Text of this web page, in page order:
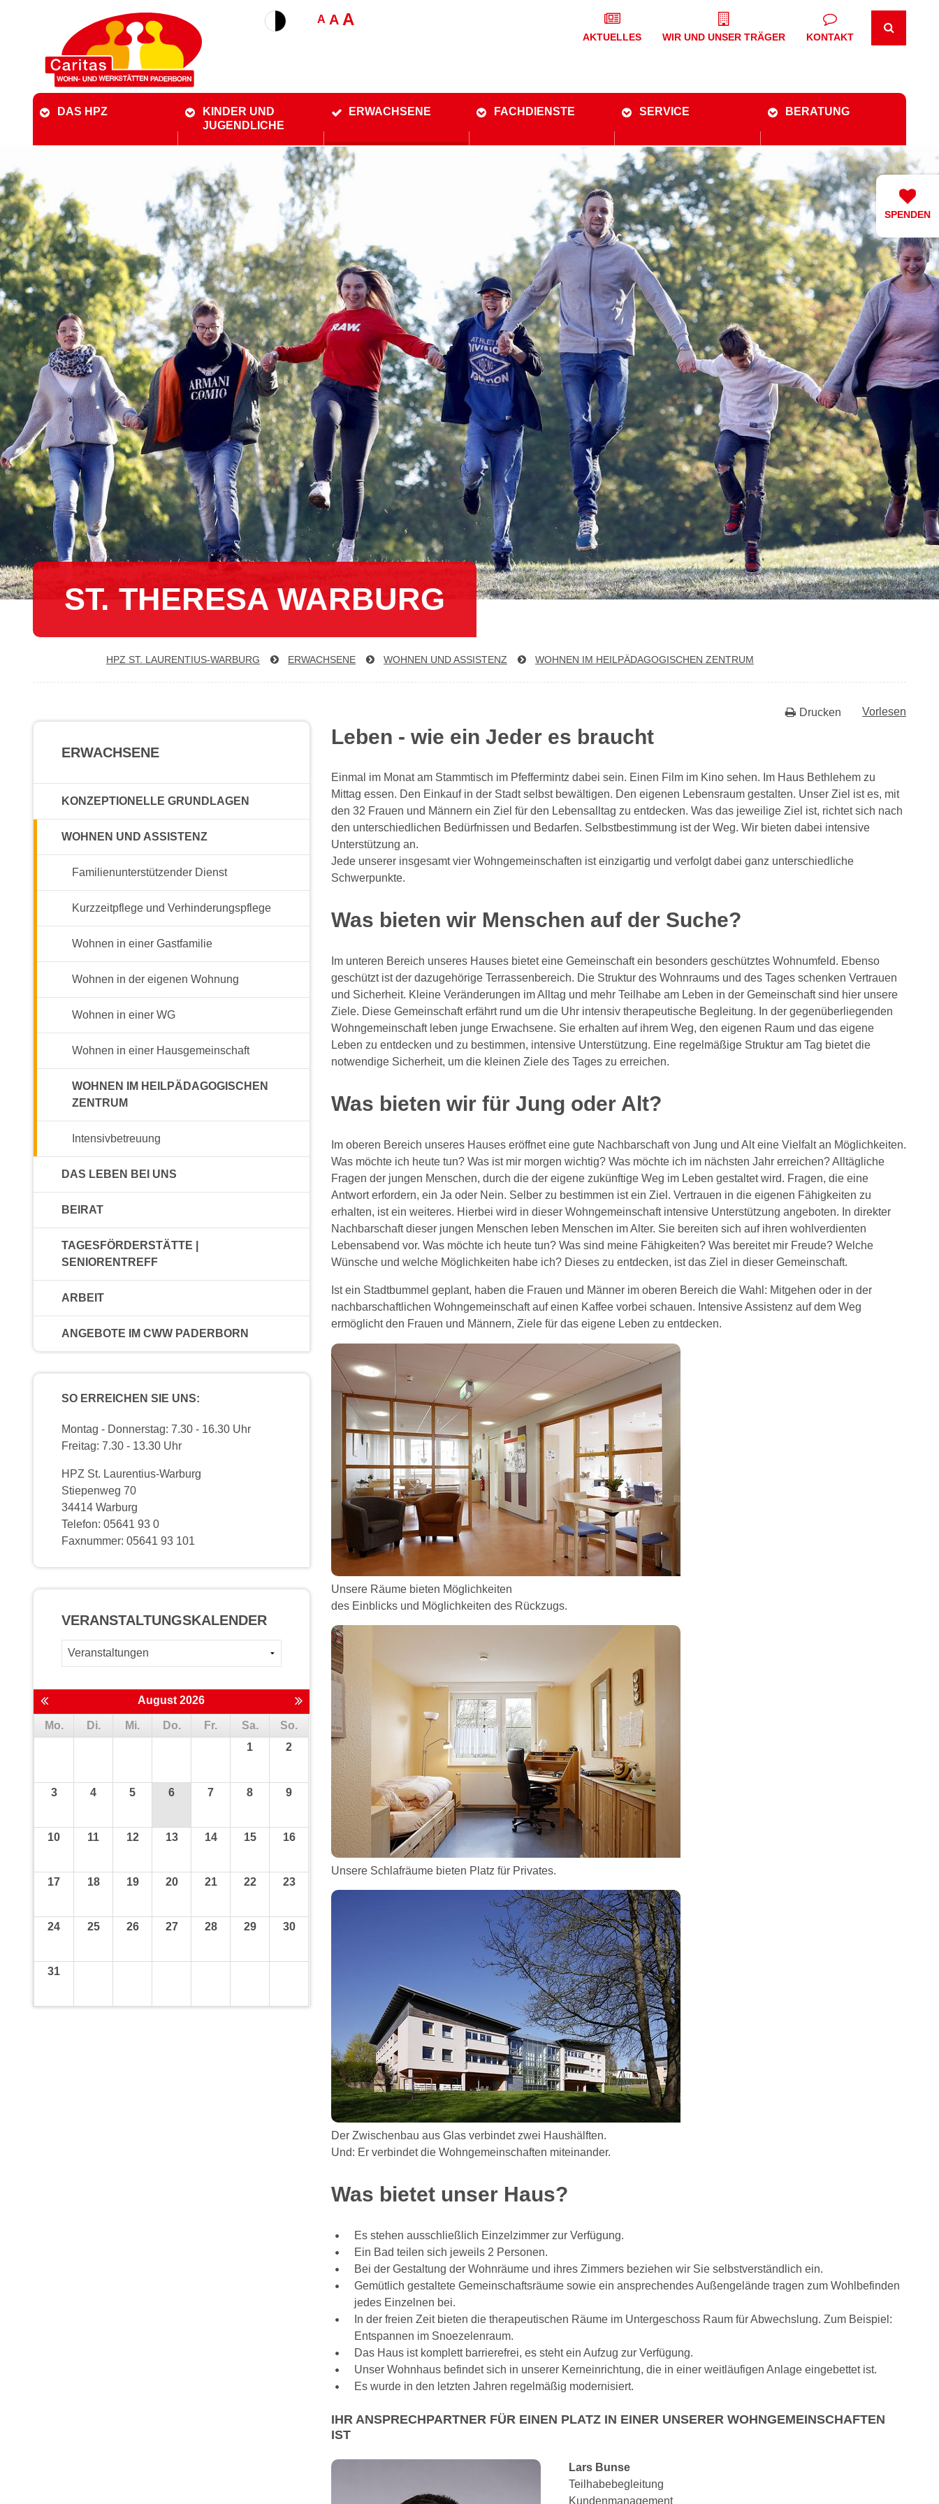
A A A
AKTUELLES WIR UND UNSER TRÄGER KONTAKT
DAS HPZ
KINDER UND
JUGENDLICHE
ERWACHSENE FACHDIENSTE SERVICE BERATUNG
ST. THERESA WARBURG
HPZ ST. LAU­REN­TI­US-WAR­BURG ERWACHSENE WOHNEN UND ASSISTENZ WOHNEN IM HEIL­PÄD­AGO­GI­SCHEN ZENTRUM
Vorlesen
Drucken
Leben - wie ein Jeder es braucht
Einmal im Monat am Stammtisch im Pfeffermintz dabei sein. Einen Film im Kino sehen. Im Haus Bethlehem zu
Mittag essen. Den Einkauf in der Stadt selbst bewältigen. Den eigenen Lebensraum gestalten. Unser Ziel ist es, mit
den 32 Frauen und Männern ein Ziel für den Lebensalltag zu entdecken. Was das jeweilige Ziel ist, richtet sich nach
den unterschiedlichen Bedürfnissen und Bedarfen. Selbstbestimmung ist der Weg. Wir bieten dabei intensive
Unterstützung an.
Jede unserer insgesamt vier Wohngemeinschaften ist einzigartig und verfolgt dabei ganz unterschiedliche
Schwerpunkte.
Was bieten wir Menschen auf der Suche?
Im unteren Bereich unseres Hauses bietet eine Gemeinschaft ein besonders geschütztes Wohnumfeld. Ebenso
geschützt ist der dazugehörige Terrassenbereich. Die Struktur des Wohnraums und des Tages schenken Vertrauen
und Sicherheit. Kleine Veränderungen im Alltag und mehr Teilhabe am Leben in der Gemeinschaft sind hier unsere
Ziele. Diese Gemeinschaft erfährt rund um die Uhr intensiv therapeutische Begleitung. In der gegenüberliegenden
Wohngemeinschaft leben junge Erwachsene. Sie erhalten auf ihrem Weg, den eigenen Raum und das eigene
Leben zu entdecken und zu bestimmen, intensive Unterstützung. Eine regelmäßige Struktur am Tag bietet die
notwendige Sicherheit, um die kleinen Ziele des Tages zu erreichen.
Was bieten wir für Jung oder Alt?
Im oberen Bereich unseres Hauses eröffnet eine gute Nachbarschaft von Jung und Alt eine Vielfalt an Möglichkeiten.
Was möchte ich heute tun? Was ist mir morgen wichtig? Was möchte ich im nächsten Jahr erreichen? Alltägliche
Fragen der jungen Menschen, durch die der eigene zukünftige Weg im Leben gestaltet wird. Fragen, die eine
Antwort erfordern, ein Ja oder Nein. Selber zu bestimmen ist ein Ziel. Vertrauen in die eigenen Fähigkeiten zu
erhalten, ist ein weiteres. Hierbei wird in dieser Wohngemeinschaft intensive Unterstützung angeboten. In direkter
Nachbarschaft dieser jungen Menschen leben Menschen im Alter. Sie bereiten sich auf ihren wohlverdienten
Lebensabend vor. Was möchte ich heute tun? Was sind meine Fähigkeiten? Was bereitet mir Freude? Welche
Wünsche und welche Möglichkeiten habe ich? Dieses zu entdecken, ist das Ziel in dieser Gemeinschaft.
Ist ein Stadtbummel geplant, haben die Frauen und Männer im oberen Bereich die Wahl: Mitgehen oder in der
nachbarschaftlichen Wohngemeinschaft auf einen Kaffee vorbei schauen. Intensive Assistenz auf dem Weg
ermöglicht den Frauen und Männern, Ziele für das eigene Leben zu entdecken.
Unsere Räume bieten Möglichkeiten
des Einblicks und Möglichkeiten des Rückzugs.
Unsere Schlafräume bieten Platz für Privates.
Der Zwischenbau aus Glas verbindet zwei Haushälften.
Und: Er verbindet die Wohngemeinschaften miteinander.
Was bietet unser Haus?
Es stehen ausschließlich Einzelzimmer zur Verfügung.
Ein Bad teilen sich jeweils 2 Personen.
Bei der Gestaltung der Wohnräume und ihres Zimmers beziehen wir Sie selbstverständlich ein.
Gemütlich gestaltete Gemeinschaftsräume sowie ein ansprechendes Außengelände tragen zum Wohlbefinden
jedes Einzelnen bei.
In der freien Zeit bieten die therapeutischen Räume im Untergeschoss Raum für Abwechslung. Zum Beispiel:
Entspannen im Snoezelenraum.
Das Haus ist komplett barrierefrei, es steht ein Aufzug zur Verfügung.
Unser Wohnhaus befindet sich in unserer Kerneinrichtung, die in einer weitläufigen Anlage eingebettet ist.
Es wurde in den letzten Jahren regelmäßig modernisiert.
IHR ANSPRECHPARTNER FÜR EINEN PLATZ IN EINER UNSERER WOHNGEMEINSCHAFTEN
IST
Lars Bunse
Teilhabebegleitung
Kundenmanagement
ERWACHSENE
KONZEPTIONELLE GRUNDLAGEN
WOHNEN UND ASSISTENZ
Familienunterstützender Dienst
Kurzzeitpflege und Verhinderungspflege
Wohnen in einer Gastfamilie
Wohnen in der eigenen Wohnung
Wohnen in einer WG
Wohnen in einer Hausgemeinschaft
WOHNEN IM HEILPÄDAGOGISCHEN
ZENTRUM
Intensivbetreuung
DAS LEBEN BEI UNS
BEIRAT
TAGESFÖRDERSTÄTTE |
SENIORENTREFF
ARBEIT
ANGEBOTE IM CWW PADERBORN
SO ERREICHEN SIE UNS:
Montag - Donnerstag: 7.30 - 16.30 Uhr
Freitag: 7.30 - 13.30 Uhr
HPZ St. Laurentius-Warburg
Stiepenweg 70
34414 Warburg
Telefon: 05641 93 0
Faxnummer: 05641 93 101
VERANSTALTUNGS­KALENDER
August 2026
Mo. Di. Mi. Do. Fr. Sa.
So.
1
2
3 4 5 6 7 8 9
10 11 12 13 14 15 16
17 18 19 20 21 22 23
24 25 26 27 28 29 30
31
SPENDEN